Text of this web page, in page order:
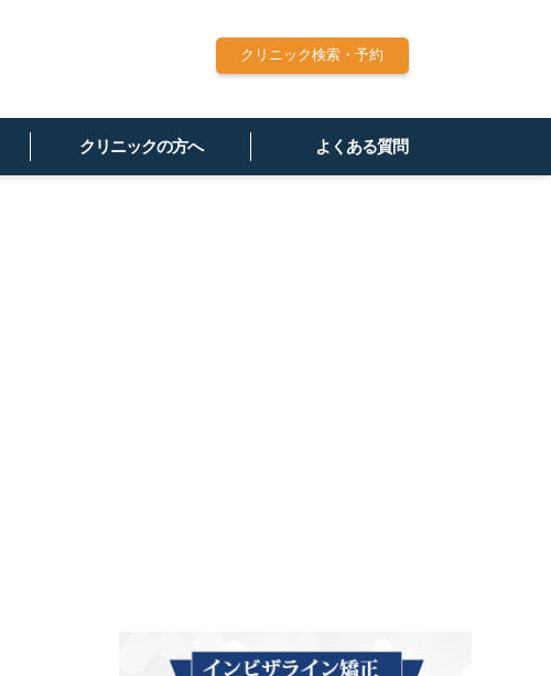
クリニックの方へ よくある質問
クリニック検索・予約